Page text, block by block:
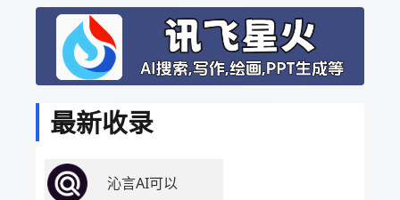
最新收录
沁言AI可以